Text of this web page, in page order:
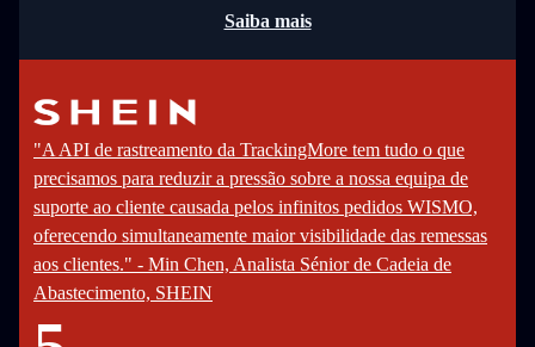
Saiba mais
"A API de rastreamento da TrackingMore tem tudo o que
precisamos para reduzir a pressão sobre a nossa equipa de
suporte ao cliente causada pelos infinitos pedidos WISMO,
oferecendo simultaneamente maior visibilidade das remessas
aos clientes." - Min Chen, Analista Sénior de Cadeia de
Abastecimento, SHEIN